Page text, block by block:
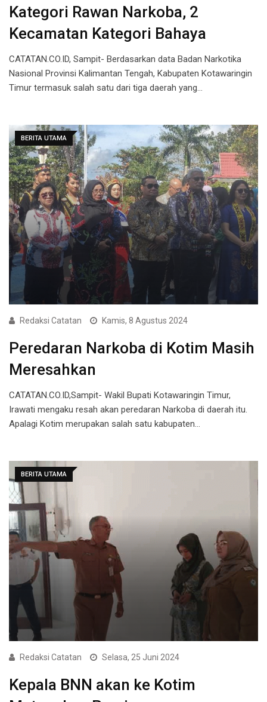
Kategori Rawan Narkoba, 2
Kecamatan Kategori Bahaya
CATATAN.CO.ID, Sampit- Berdasarkan data Badan Narkotika
Nasional Provinsi Kalimantan Tengah, Kabupaten Kotawaringin
Timur termasuk salah satu dari tiga daerah yang…
BERITA UTAMA
Redaksi Catatan Kamis, 8 Agustus 2024
Peredaran Narkoba di Kotim Masih
Meresahkan
CATATAN.CO.ID,Sampit- Wakil Bupati Kotawaringin Timur,
Irawati mengaku resah akan peredaran Narkoba di daerah itu.
Apalagi Kotim merupakan salah satu kabupaten…
BERITA UTAMA
Redaksi Catatan Selasa, 25 Juni 2024
Kepala BNN akan ke Kotim